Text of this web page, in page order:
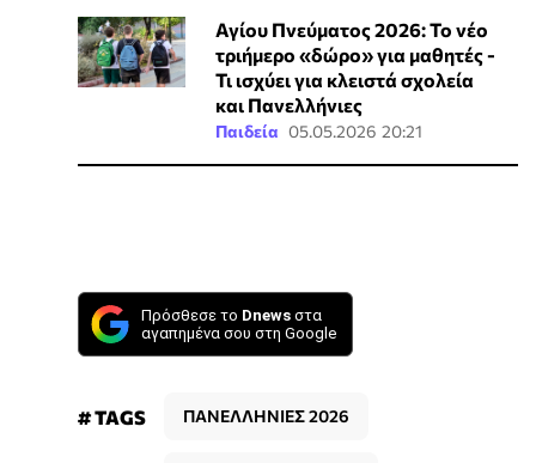
Αγίου Πνεύματος 2026: Το νέο
τριήμερο «δώρο» για μαθητές -
Τι ισχύει για κλειστά σχολεία
και Πανελλήνιες
Παιδεία 05.05.2026 20:21
Πρόσθεσε το Dnews στα
αγαπημένα σου στη Google
# TAGS ΠΑΝΕΛΛΗΝΙΕΣ 2026